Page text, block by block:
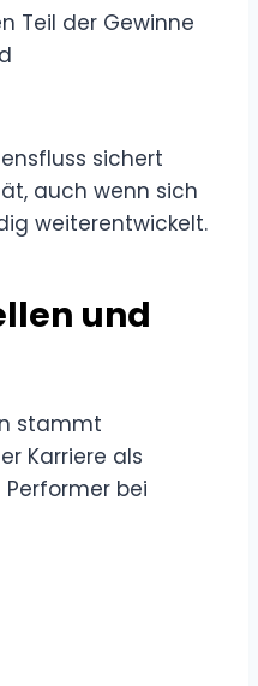
Teil der Gewinne
sichert
auch wenn sich
weiterentwickelt.
und
stammt
Karriere als
Performer bei